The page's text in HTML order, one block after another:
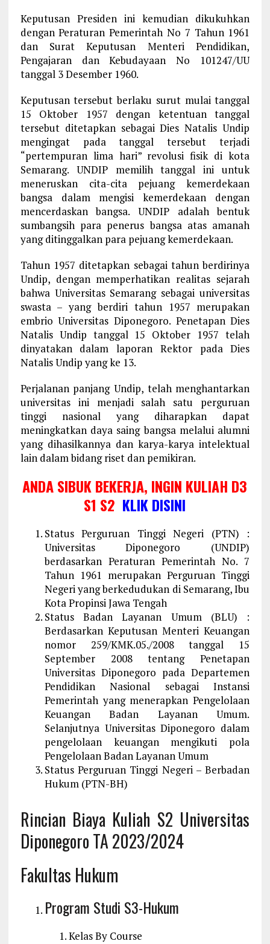
Keputusan Presiden ini kemudian dikukuhkan
dengan Peraturan Pemerintah No 7 Tahun 1961
dan Surat Keputusan Menteri Pendidikan,
Pengajaran dan Kebudayaan No 101247/UU
tanggal 3 Desember 1960.
Keputusan tersebut berlaku surut mulai tanggal
15 Oktober 1957 dengan ketentuan tanggal
tersebut ditetapkan sebagai Dies Natalis Undip
mengingat pada tanggal tersebut terjadi
“pertempuran lima hari” revolusi fisik di kota
Semarang. UNDIP memilih tanggal ini untuk
meneruskan cita-cita pejuang kemerdekaan
bangsa dalam mengisi kemerdekaan dengan
mencerdaskan bangsa. UNDIP adalah bentuk
sumbangsih para penerus bangsa atas amanah
yang ditinggalkan para pejuang kemerdekaan.
Tahun 1957 ditetapkan sebagai tahun berdirinya
Undip, dengan memperhatikan realitas sejarah
bahwa Universitas Semarang sebagai universitas
swasta – yang berdiri tahun 1957 merupakan
embrio Universitas Diponegoro. Penetapan Dies
Natalis Undip tanggal 15 Oktober 1957 telah
dinyatakan dalam laporan Rektor pada Dies
Natalis Undip yang ke 13.
Perjalanan panjang Undip, telah menghantarkan
universitas ini menjadi salah satu perguruan
tinggi nasional yang diharapkan dapat
meningkatkan daya saing bangsa melalui alumni
yang dihasilkannya dan karya-karya intelektual
lain dalam bidang riset dan pemikiran.
ANDA SIBUK BEKERJA, INGIN KULIAH D3
S1 S2 KLIK DISINI
Status Perguruan Tinggi Negeri (PTN) :
Universitas Diponegoro (UNDIP)
berdasarkan Peraturan Pemerintah No. 7
Tahun 1961 merupakan Perguruan Tinggi
Negeri yang berkedudukan di Semarang, Ibu
Kota Propinsi Jawa Tengah
Status Badan Layanan Umum (BLU) :
Berdasarkan Keputusan Menteri Keuangan
nomor 259/KMK.05./2008 tanggal 15
September 2008 tentang Penetapan
Universitas Diponegoro pada Departemen
Pendidikan Nasional sebagai Instansi
Pemerintah yang menerapkan Pengelolaan
Keuangan Badan Layanan Umum.
Selanjutnya Universitas Diponegoro dalam
pengelolaan keuangan mengikuti pola
Pengelolaan Badan Layanan Umum
Status Perguruan Tinggi Negeri – Berbadan
Hukum (PTN-BH)
Rincian Biaya Kuliah S2 Universitas
Diponegoro TA 2023/2024
Fakultas Hukum
Program Studi S3-Hukum
Kelas By Course